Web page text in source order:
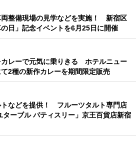
両整備現場の見学などを実施！ 新宿区
日」記念イベントを6月25日に開催
レーで元気に乗りきる ホテルニュー
2種の新作カレーを期間限定販売
などを提供！ フルーツタルト専門店
ターブル パティスリー」京王百貨店新宿